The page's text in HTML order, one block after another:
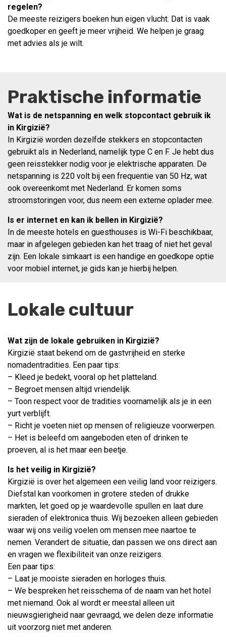
regelen?
De meeste reizigers boeken hun eigen vlucht. Dat is vaak
goedkoper en geeft je meer vrijheid. We helpen je graag
met advies als je wilt.
Praktische informatie
Wat is de netspanning en welk stopcontact gebruik ik
in Kirgizië?
In Kirgizië worden dezelfde stekkers en stopcontacten
gebruikt als in Nederland, namelijk type C en F. Je hebt dus
geen reisstekker nodig voor je elektrische apparaten. De
netspanning is 220 volt bij een frequentie van 50 Hz, wat
ook overeenkomt met Nederland. Er komen soms
stroomstoringen voor, dus neem een externe oplader mee.
Is er internet en kan ik bellen in Kirgizië?
In de meeste hotels en guesthouses is Wi-Fi beschikbaar,
maar in afgelegen gebieden kan het traag of niet het geval
zijn. Een lokale simkaart is een handige en goedkope optie
voor mobiel internet, je gids kan je hierbij helpen.
Lokale cultuur
Wat zijn de lokale gebruiken in Kirgizië?
Kirgizië staat bekend om de gastvrijheid en sterke
nomadentradities. Een paar tips:
– Kleed je bedekt, vooral op het platteland.
– Begroet mensen altijd vriendelijk.
– Toon respect voor de tradities voornamelijk als je in een
yurt verblijft.
– Richt je voeten niet op mensen of religieuze voorwerpen.
– Het is beleefd om aangeboden eten of drinken te
proeven, al is het maar een beetje.
Is het veilig in Kirgizië?
Kirgizië is over het algemeen een veilig land voor reizigers.
Diefstal kan voorkomen in grotere steden of drukke
markten, let goed op je waardevolle spullen en laat dure
sieraden of elektronica thuis. Wij bezoeken alleen gebieden
waar wij ons veilig voelen om mensen mee naartoe te
nemen. Verandert de situatie, dan passen we ons direct aan
en vragen we flexibiliteit van onze reizigers.
Een paar tips:
– Laat je mooiste sieraden en horloges thuis.
– We bespreken het reisschema of de naam van het hotel
met niemand. Ook al wordt er meestal alleen uit
nieuwsgierigheid naar gevraagd, we delen deze informatie
uit voorzorg niet met anderen.